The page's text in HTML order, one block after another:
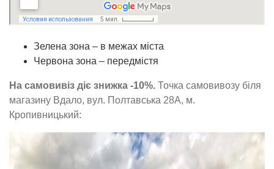
Зелена зона – в межах міста
Червона зона – передмістя
На самовивіз діє знижка -10%. Точка самовивозу біля
магазину Вдало, вул. Полтавська 28А, м.
Кропивницький: